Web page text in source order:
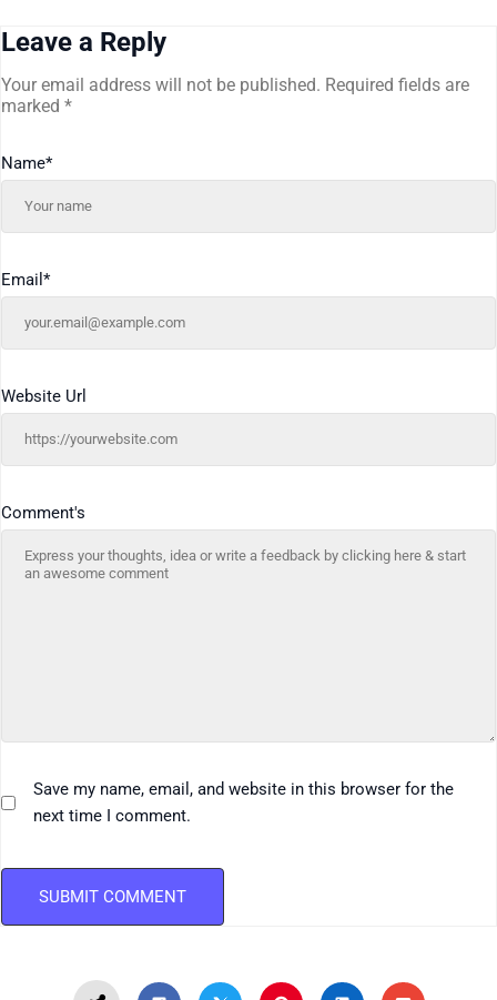
Leave a Reply
Your email address will not be published. Required fields are
marked *
Comment's
Name*
Email *
Website Url
Save my name, email, and website in this browser for the
next time I comment.